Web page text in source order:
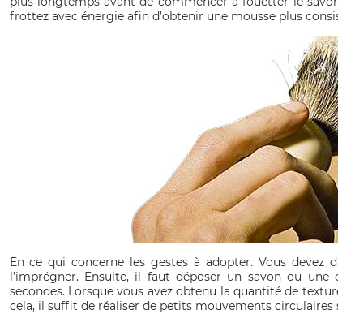
frottez avec énergie afin d’obtenir une mousse plus
En ce qui concerne les gestes à adopter. Vous devez
l’imprégner. Ensuite, il faut déposer un savon ou
secondes. Lorsque vous avez obtenu la quantité de
cela, il suffit de réaliser de petits mouvements